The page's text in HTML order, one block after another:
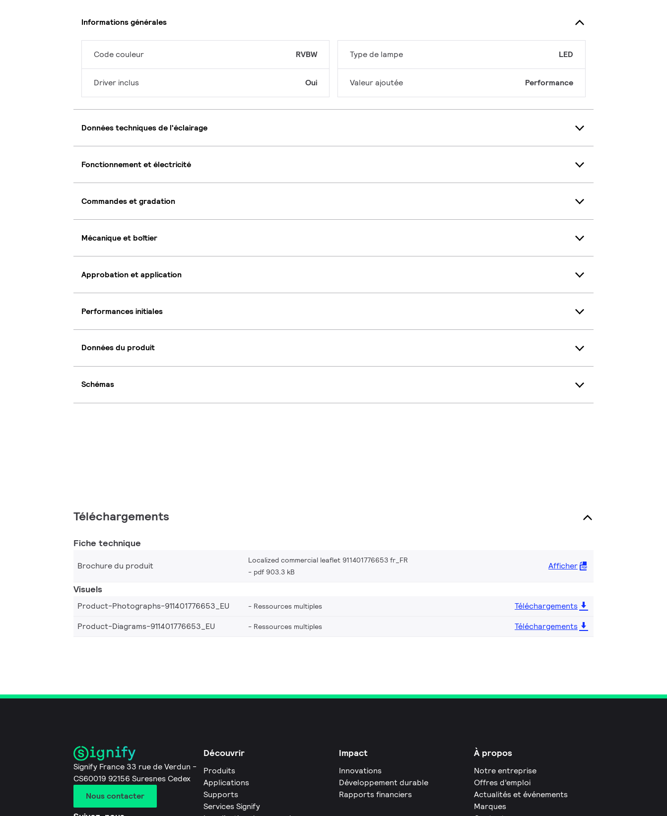
Informations générales
Code couleur RVBW
Driver inclus Oui
Type de lampe LED
Valeur ajoutée Performance
Données techniques de l'éclairage
Fonctionnement et électricité
Commandes et gradation
Mécanique et boîtier
Approbation et application
Performances initiales
Données du produit
Schémas
Téléchargements
Fiche technique
Brochure du produit
Localized commercial leaflet 911401776653 fr_FR
pdf 903.3 kB
Afficher
Visuels
Product-Photographs-911401776653_EU Ressources multiples
Téléchargements
Product-Diagrams-911401776653_EU
Ressources multiples Téléchargements
Signify France 33 rue de Verdun -
CS60019 92156 Suresnes Cedex
Nous contacter
Découvrir
Produits
Applications
Supports
Services Signify
Impact
Innovations
Développement durable
Rapports financiers
À propos
Notre entreprise
Offres d’emploi
Actualités et événements
Marques